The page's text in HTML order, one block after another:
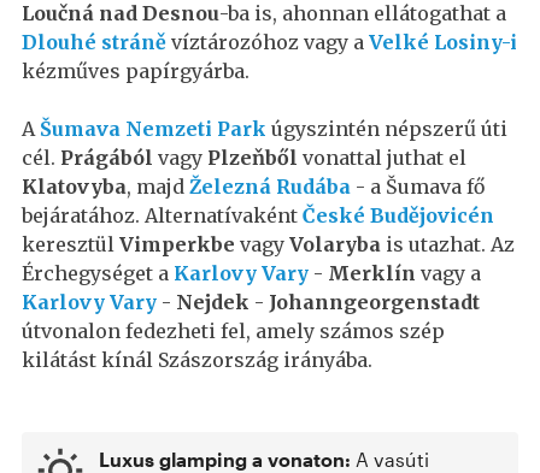
Loučná nad Desnou-ba is, ahonnan ellátogathat a
Dlouhé stráně víztározóhoz vagy a Velké Losiny-i
kézműves papírgyárba.
A Šumava Nemzeti Park úgyszintén népszerű úti
cél. Prágából vagy Plzeňből vonattal juthat el
Klatovyba, majd Železná Rudába - a Šumava fő
bejáratához. Alternatívaként České Budějovicén
keresztül Vimperkbe vagy Volaryba is utazhat. Az
Érchegységet a Karlovy Vary - Merklín vagy a
Karlovy Vary - Nejdek - Johanngeorgenstadt
útvonalon fedezheti fel, amely számos szép
kilátást kínál Szászország irányába.
Luxus glamping a vonaton: A vasúti